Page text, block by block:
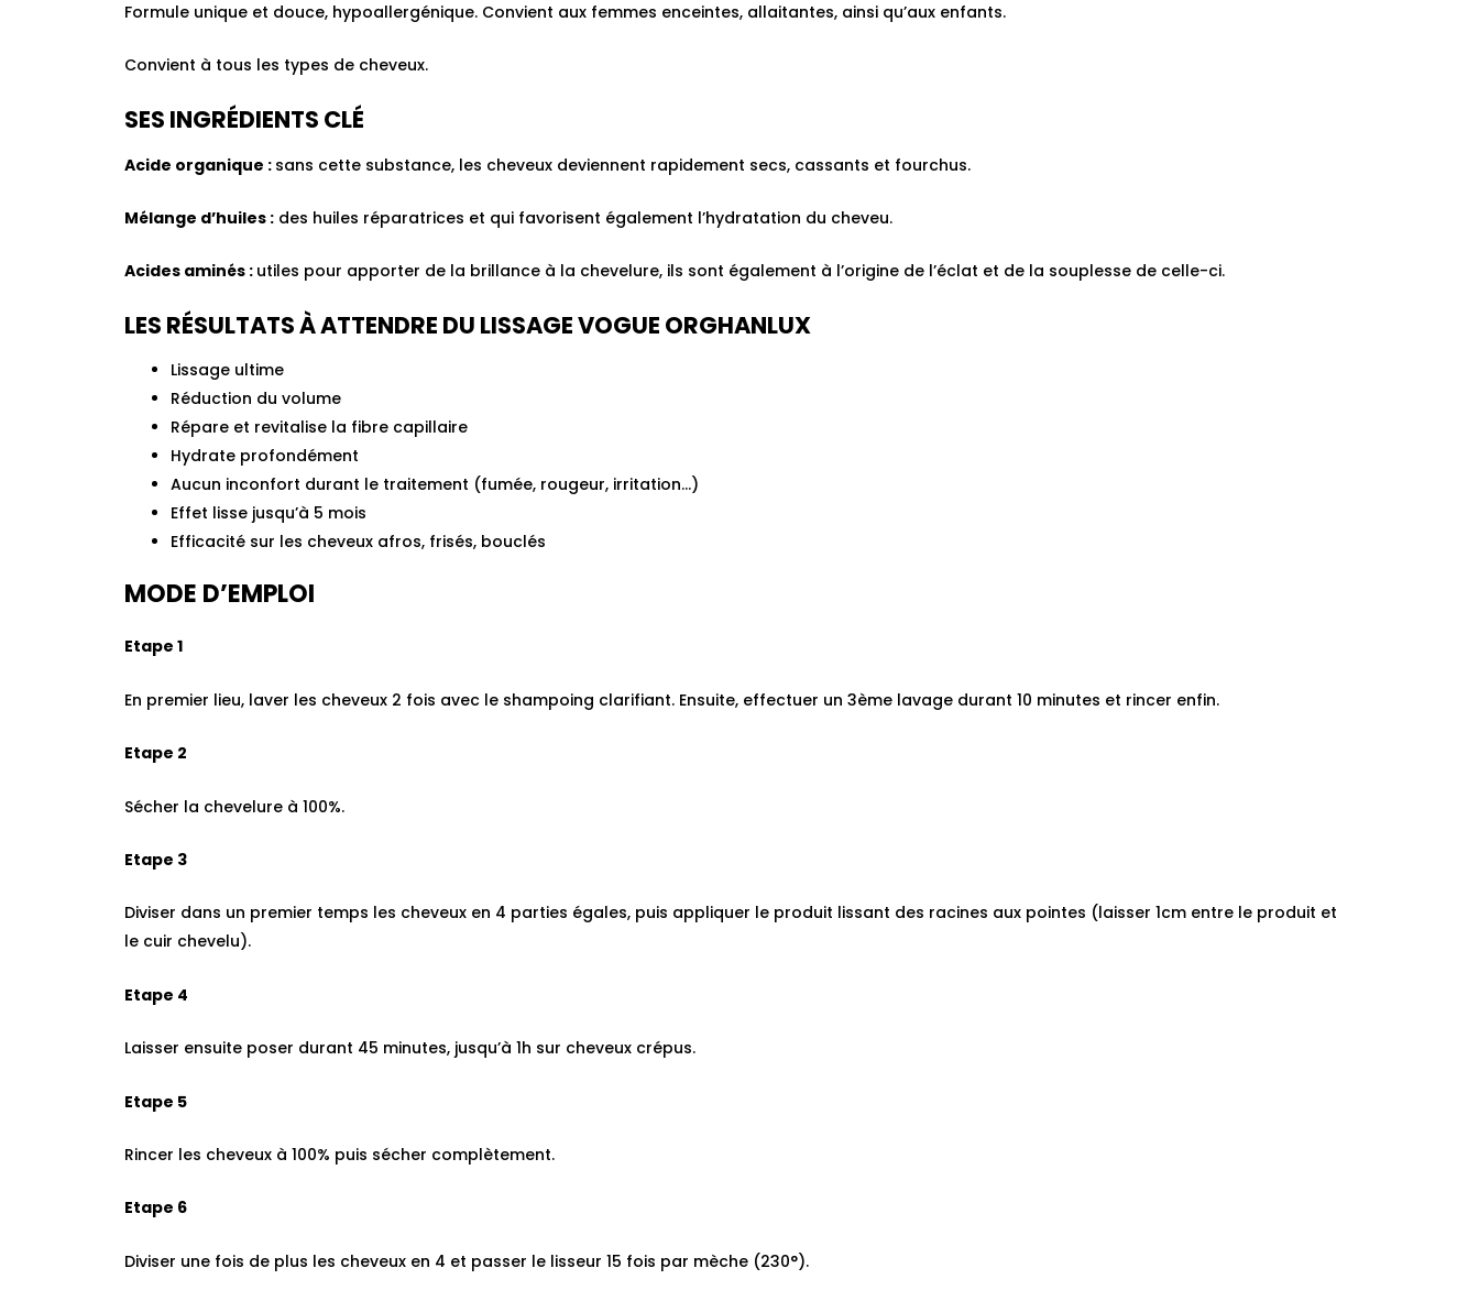
Formule unique et douce, hypoallergénique. Convient aux femmes enceintes, allaitantes, ainsi qu’aux enfants.
Convient à tous les types de cheveux.
SES INGRÉDIENTS CLÉ
Acide organique : sans cette substance, les cheveux deviennent rapidement secs, cassants et fourchus.
Mélange d’huiles : des huiles réparatrices et qui favorisent également l’hydratation du cheveu.
Acides aminés : utiles pour apporter de la brillance à la chevelure, ils sont également à l’origine de l’éclat et de la souplesse de celle-ci.
LES RÉSULTATS À ATTENDRE DU LISSAGE VOGUE ORGHANLUX
Lissage ultime
Réduction du volume
Répare et revitalise la fibre capillaire
Hydrate profondément
Aucun inconfort durant le traitement (fumée, rougeur, irritation…)
Effet lisse jusqu’à 5 mois
Efficacité sur les cheveux afros, frisés, bouclés
MODE D’EMPLOI
Etape 1
En premier lieu, laver les cheveux 2 fois avec le shampoing clarifiant. Ensuite, effectuer un 3ème lavage durant 10 minutes et rincer enfin.
Etape 2
Sécher la chevelure à 100%.
Etape 3
Diviser dans un premier temps les cheveux en 4 parties égales, puis appliquer le produit lissant des racines aux pointes (laisser 1cm entre le produit et
le cuir chevelu).
Etape 4
Laisser ensuite poser durant 45 minutes, jusqu’à 1h sur cheveux crépus.
Etape 5
Rincer les cheveux à 100% puis sécher complètement.
Etape 6
Diviser une fois de plus les cheveux en 4 et passer le lisseur 15 fois par mèche (230°).